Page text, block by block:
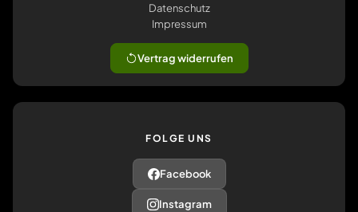
Datenschutz
Impressum
Vertrag widerrufen
FOLGE UNS
Facebook
Instagram